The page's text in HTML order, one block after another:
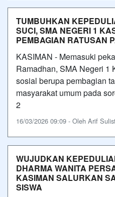
TUMBUHKAN
SUCI, SMA NEGERI 1
PEMBAGIAN RATUSAN
KASIMAN - Memasuki
Ramadhan, SMA Negeri 1
sosial berupa pembagian
masyarakat umum pada
2
16/03/2026 09:09 - Oleh Arif
WUJUDKAN
DHARMA WANITA
KASIMAN SALURKAN
SISWA